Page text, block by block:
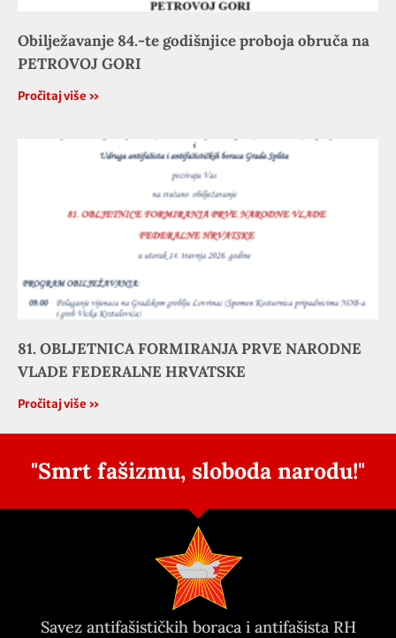
Obilježavanje 84.-te godišnjice proboja obruča na
PETROVOJ GORI
Pročitaj više »
81. OBLJETNICA FORMIRANJA PRVE NARODNE
VLADE FEDERALNE HRVATSKE
Pročitaj više »
"Smrt fašizmu, sloboda narodu!"
Savez antifašističkih boraca i antifašista RH